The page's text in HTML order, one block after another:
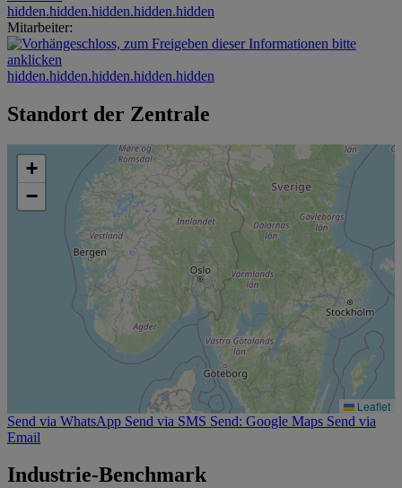
hidden.hidden.hidden.hidden.hidden
Mitarbeiter:
hidden.hidden.hidden.hidden.hidden
Standort der Zentrale
+
−
Leaflet
Send via WhatsApp Send via SMS Send: Google Maps Send via
Email
Industrie-Benchmark